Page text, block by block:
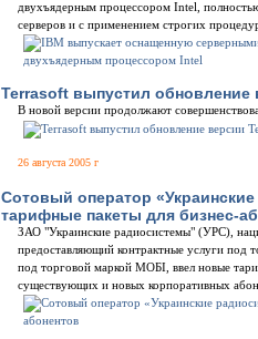
двухъядерным процессором Intel,
серверов и с применением строгих
Terrasoft выпустил обновление
В новой версии продолжают
26 августа 2005 г
Сотовый оператор
тарифные пакеты для бизнес-
ЗАО "Украинские радиосистемы" (УРС),
предоставляющий контрактные услуги под
под торговой маркой МОБІ, ввел новые
существующих и новых корпоративных